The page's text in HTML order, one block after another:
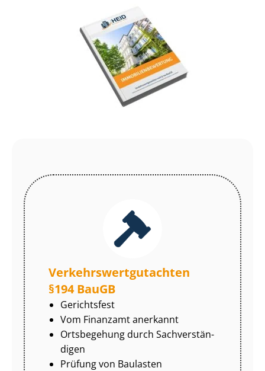
Ver­kehrs­wert­gut­ach­ten
§194 BauGB
Gerichtsfest
Vom Finanzamt anerkannt
Ortsbegehung durch Sach­ver­stän­
di­gen
Prüfung von Baulasten